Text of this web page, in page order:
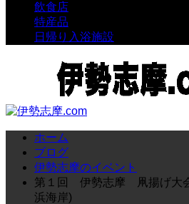
飲食店
特産品
日帰り入浴施設
ホーム
ブログ
伊勢志摩のイベント
第１回 伊勢志摩 凧揚げ大
浜海岸)